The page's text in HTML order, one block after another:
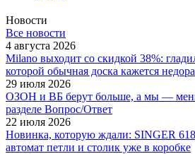
Новости
Все новости
4 августа 2026
Milano выходит со скидкой 38%:
которой обычная доска кажется
29 июля 2026
ОЗОН и ВБ берут больше, а мы —
разделе Вопрос/Ответ
22 июля 2026
Новинка, которую ждали: SINGER
автомат петли и столик уже в коробке